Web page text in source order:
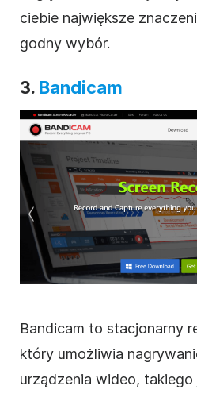
ciebie największe
godny wybór.
3. Bandicam
Bandicam to stacjonarny
który umożliwia
urządzenia wideo, takiego